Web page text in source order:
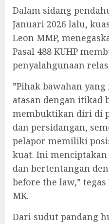
‎Dalam sidang
Januari 2026 lalu,
Leon MMP,
Pasal 488 KUHP
penyalahgunaan
‎”Pihak bawahan
atasan dengan itikad
membuktikan diri di
dan persidangan,
pelapor memiliki
kuat. Ini
dan bertentangan
before the law,”
MK.
‎Dari sudut pandang